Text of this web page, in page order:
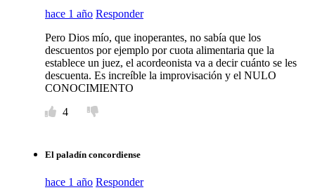
hace 1 año Responder
Pero Dios mío, que inoperantes, no sabía que los
descuentos por ejemplo por cuota alimentaria que la
establece un juez, el acordeonista va a decir cuánto se les
descuenta. Es increíble la improvisación y el NULO
CONOCIMIENTO
4
El paladín concordiense
hace 1 año Responder